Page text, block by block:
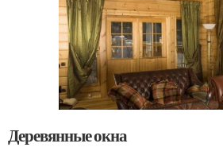
Деревянные окна